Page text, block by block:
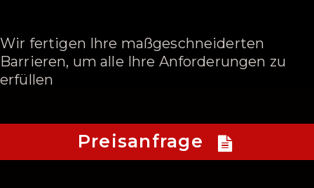
Wir fertigen Ihre maßgeschneiderten
Barrieren, um alle Ihre Anforderungen zu
erfüllen
Preisanfrage